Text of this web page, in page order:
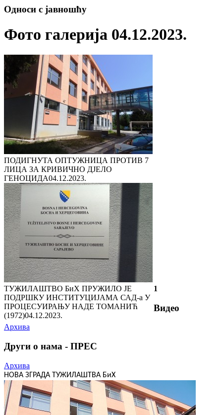
Односи с јавношћу
Фото галерија 04.12.2023.
ПОДИГНУТА ОПТУЖНИЦА ПРОТИВ 7
ЛИЦА ЗА КРИВИЧНО ДЈЕЛО
ГЕНОЦИДА04.12.2023.
ТУЖИЛАШТВО БиХ ПРУЖИЛО ЈЕ
ПОДРШКУ ИНСТИТУЦИЈАМА САД-а У
ПРОЦЕСУИРАЊУ НАДЕ ТОМАНИЋ
(1972)04.12.2023.
1
Видео
Архива
Други о нама - ПРЕС
Архива
НОВА ЗГРАДА ТУЖИЛАШТВА БиХ